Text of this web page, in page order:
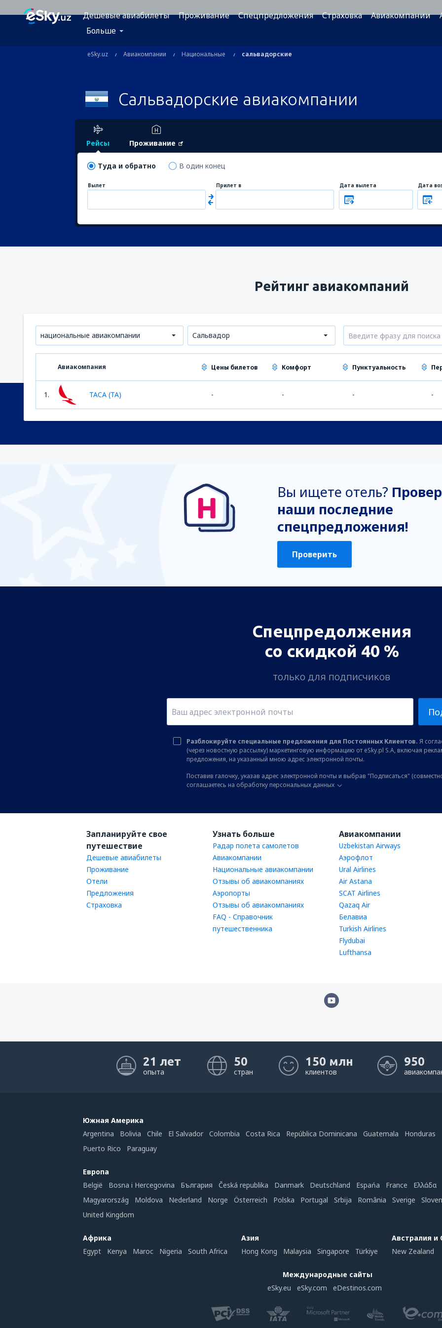
Дешевые авиабилеты Проживание Спецпредложения Страховка Авиакомпании
Больше
eSky.uz Авиакомпании Национальные сальвадорские
Сальвадорские авиакомпании
Рейсы Проживание
Туда и обратно В один конец
Вылет Прилет в Дата вылета Дата
Рейтинг авиакомпаний
национальные авиакомпании Сальвадор
Авиакомпания Цены билетов Комфорт Пунктуальность
1. TACA (TA) - - - -
Вы ищете отель?
наши последние
спецпредложения!
Проверить
Спецпредолжения
со скидкой 40 %
только для подписчиков
Разблокируйте специальные предложения для Постоянных Клиентов. Я
(через новостную рассылку) маркетинговую информацию от eSky.pl S.A, включая
предложения, на указанный мною адрес электронной почты.
Поставив галочку, указав адрес электронной почты и выбрав "Подписаться"
соглашаетесь на обработку персональных данных
Запланируйте свое
путешествие
Дешевые авиабилеты
Проживание
Отели
Предложения
Страховка
Узнать больше
Радар полета самолетов
Авиакомпании
Национальные авиакомпании
Отзывы об авиакомпаниях
Аэропорты
Отзывы об авиакомпаниях
FAQ - Справочник
путешественника
Авиакомпании
Uzbekistan Airways
Аэрофлот
Ural Airlines
Air Astana
SCAT Airlines
Qazaq Air
Белавиа
Turkish Airlines
Flydubai
Lufthansa
21 лет
опыта
50
стран
150 млн
клиентов
950
Южная Америка
Argentina
Bolivia Chile El Salvador Colombia Costa Rica República Dominicana Guatemala Honduras
Puerto Rico
Paraguay
Европа
België
Bosna i Hercegovina България Česká republika Danmark Deutschland Espańa France
Ελλάδα
Magyarország
Moldova Nederland Norge Österreich Polska Portugal Srbija România Sverige
United Kingdom
Африка
Egypt
Kenya Maroc Nigeria South Africa
Азия
Hong Kong
Malaysia Singapore Türkiye
Австралия и
New Zealand
Международные сайты
eSky.eu
eSky.com eDestinos.com